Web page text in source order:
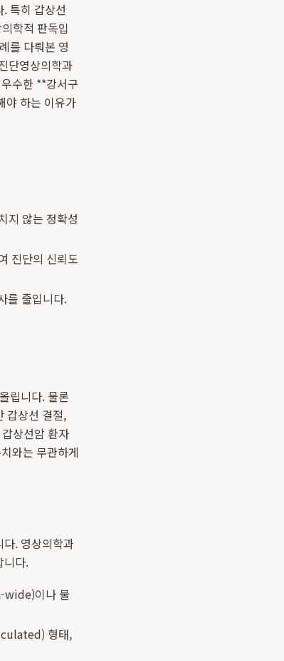
특히 갑상선
학적 판독입
를 다뤄본 영
단영상의학과
수한 **강서구
야 하는 이유가
지 않는 정확성
진단의 신뢰도
를 줄입니다.
립니다. 물론
갑상선 결절,
상선암 환자
와는 무관하게
. 영상의학과
니다.
wide)이나 불
형태,